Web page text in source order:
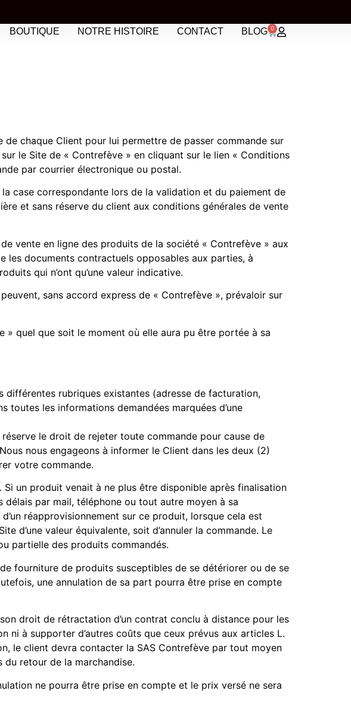
BOUTIQUE NOTRE HISTOIRE CONTACT BLOG 0
de chaque Client pour lui permettre de passer commande sur
le Site de « Contrefève » en cliquant sur le lien « Conditions
par courrier électronique ou postal.
case correspondante lors de la validation et du paiement de
et sans réserve du client aux conditions générales de vente
vente en ligne des produits de la société « Contrefève » aux
les documents contractuels opposables aux parties, à
qui n’ont qu’une valeur indicative.
sans accord express de « Contrefève », prévaloir sur
quel que soit le moment où elle aura pu être portée à sa
différentes rubriques existantes (adresse de facturation,
toutes les informations demandées marquées d’une
le droit de rejeter toute commande pour cause de
nous engageons à informer le Client dans les deux (2)
votre commande.
un produit venait à ne plus être disponible après finalisation
délais par mail, téléphone ou tout autre moyen à sa
réapprovisionnement sur ce produit, lorsque cela est
d’une valeur équivalente, soit d’annuler la commande. Le
partielle des produits commandés.
fourniture de produits susceptibles de se détériorer ou de se
une annulation de sa part pourra être prise en compte
droit de rétractation d’un contrat conclu à distance pour les
ni à supporter d’autres coûts que ceux prévus aux articles L.
le client devra contacter la SAS Contrefève par tout moyen
retour de la marchandise.
ne pourra être prise en compte et le prix versé ne sera